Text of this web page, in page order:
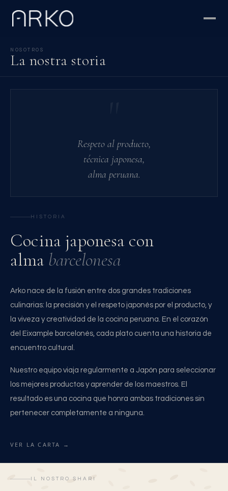
NOSOTROS
La nostra storia
HISTORIA
Cocina japonesa con
alma barcelonesa
Arko nace de la fusión entre dos grandes tradiciones
culinarias: la precisión y el respeto japonés por el producto, y
la viveza y creatividad de la cocina peruana. En el corazón
del Eixample barcelonés, cada plato cuenta una historia de
encuentro cultural.
Nuestro equipo viaja regularmente a Japón para seleccionar
los mejores productos y aprender de los maestros. El
resultado es una cocina que honra ambas tradiciones sin
pertenecer completamente a ninguna.
VER LA CARTA →
Respeto al producto,
técnica japonesa,
alma peruana.
IL NOSTRO SHARI